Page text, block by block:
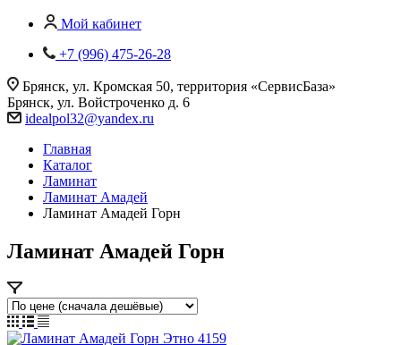
Мой кабинет
+7 (996) 475-26-28
Брянск, ул. Кромская 50, территория «СервисБаза»
Брянск, ул. Войстроченко д. 6
idealpol32@yandex.ru
Главная
Каталог
Ламинат
Ламинат Амадей
Ламинат Амадей Горн
Ламинат Амадей Горн